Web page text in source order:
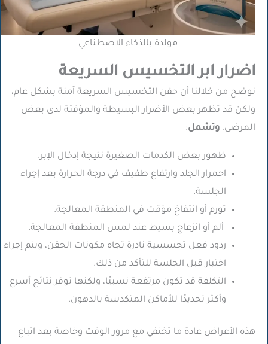
مولدة بالذكاء الاصطناعي
اضرار ابر التخسيس السريعة
نوضح من خلالنا أن حقن التخسيس السريعة آمنة بشكل عام،
ولكن قد تظهر بعض الأضرار البسيطة والمؤقتة لدى بعض
المرضى، وتشمل:
ظهور بعض الكدمات الصغيرة نتيجة إدخال الإبر.
احمرار الجلد وارتفاع طفيف في درجة الحرارة بعد إجراء
الجلسة.
تورم أو انتفاخ مؤقت في المنطقة المعالجة.
ألم أو انزعاج بسيط عند لمس المنطقة المعالجة.
ردود فعل تحسسية نادرة تجاه مكونات الحقن، ويتم إجراء
اختبار قبل الجلسة للتأكد من ذلك.
التكلفة قد تكون مرتفعة نسبيًا، ولكنها توفر نتائج أسرع
وأكثر تحديدًا للأماكن المتكدسة بالدهون.
هذه الأعراض عادة ما تختفي مع مرور الوقت وخاصة بعد اتباع